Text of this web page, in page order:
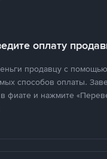
оплату
продавцу с помощью
способов оплаты.
фиате и нажмите